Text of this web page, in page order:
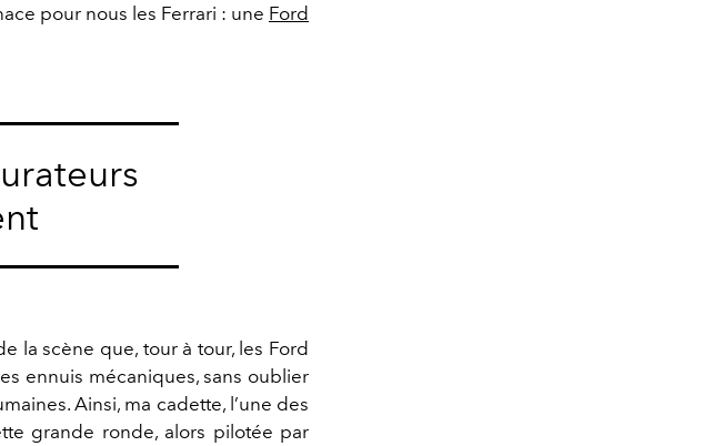
pour nous les Ferrari : une Ford
la scène que, tour à tour, les Ford
ennuis mécaniques, sans oublier
Ainsi, ma cadette, l’une des
grande ronde, alors pilotée par